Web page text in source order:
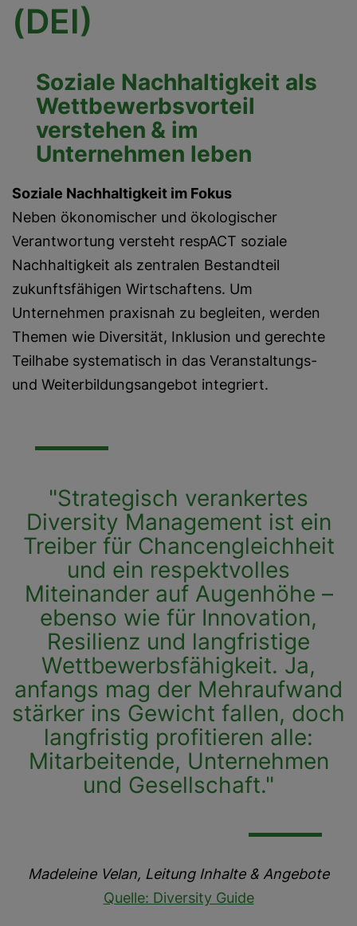
(DEI)
Soziale Nachhaltigkeit als
Wettbewerbsvorteil
verstehen & im
Unternehmen leben
Soziale Nachhaltigkeit im Fokus
Neben ökonomischer und ökologischer
Verantwortung versteht respACT soziale
Nachhaltigkeit als zentralen Bestandteil
zukunftsfähigen Wirtschaftens. Um
Unternehmen praxisnah zu begleiten, werden
Themen wie Diversität, Inklusion und gerechte
Teilhabe systematisch in das Veranstaltungs-
und Weiterbildungsangebot integriert.
"Strategisch verankertes
Diversity Management ist ein
Treiber für Chancengleichheit
und ein respektvolles
Miteinander auf Augenhöhe –
ebenso wie für Innovation,
Resilienz und langfristige
Wettbewerbsfähigkeit. Ja,
anfangs mag der Mehraufwand
stärker ins Gewicht fallen, doch
langfristig profitieren alle:
Mitarbeitende, Unternehmen
und Gesellschaft."
Madeleine Velan, Leitung Inhalte & Angebote
Quelle: Diversity Guide